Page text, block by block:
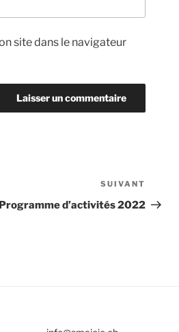
site dans le navigateur
suivant
SUIVANT
Programme d’activités 2022